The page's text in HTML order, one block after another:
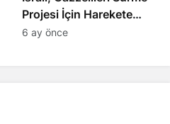
Projesi İçin Harekete
Geçti
6 ay önce